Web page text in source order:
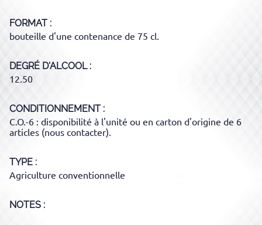
FORMAT
bouteille d'une contenance de 75 cl.
DEGRÉ D'ALCOOL
12.50
CONDITIONNEMENT
C.O.-6 : disponibilité à l'unité ou en carton d'origine de 6
articles (nous contacter).
TYPE
Agriculture conventionnelle
NOTES :